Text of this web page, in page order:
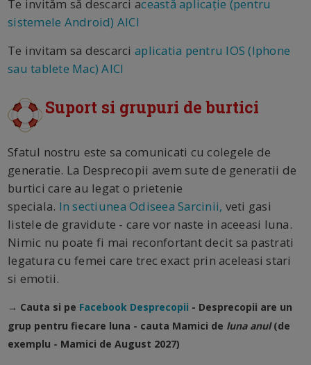
Te invităm să descarci această aplicație (pentru
sistemele Android) AICI
Te invitam sa descarci aplicatia pentru IOS (Iphone
sau tablete Mac) AICI
Suport si grupuri de burtici
Sfatul nostru este sa comunicati cu colegele de
generatie. La Desprecopii avem sute de generatii de
burtici care au legat o prietenie
speciala. In sectiunea Odiseea Sarcinii, veti gasi
listele de gravidute - care vor naste in aceeasi luna.
Nimic nu poate fi mai reconfortant decit sa pastrati
legatura cu femei care trec exact prin aceleasi stari
si emotii.
→ Cauta si pe Facebook Desprecopii - Desprecopii are un
grup pentru fiecare luna - cauta Mamici de luna anul (de
exemplu - Mamici de August 2027)